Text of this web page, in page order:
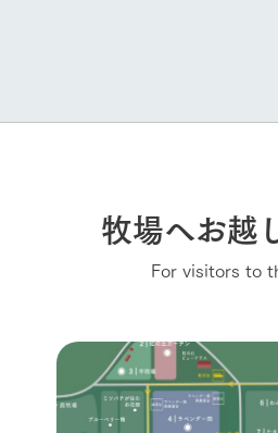
牧場へお越
For visitors to